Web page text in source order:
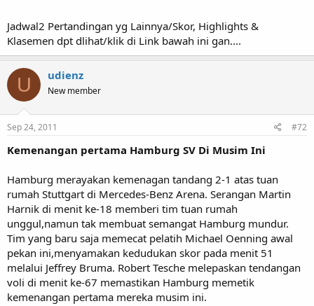
Jadwal2 Pertandingan yg Lainnya/Skor, Highlights &
Klasemen dpt dlihat/klik di Link bawah ini gan....
U udienz
New member
Sep 24, 2011 #72
Kemenangan pertama Hamburg SV Di Musim Ini
Hamburg merayakan kemenagan tandang 2-1 atas tuan
rumah Stuttgart di Mercedes-Benz Arena. Serangan Martin
Harnik di menit ke-18 memberi tim tuan rumah
unggul,namun tak membuat semangat Hamburg mundur.
Tim yang baru saja memecat pelatih Michael Oenning awal
pekan ini,menyamakan kedudukan skor pada menit 51
melalui Jeffrey Bruma. Robert Tesche melepaskan tendangan
voli di menit ke-67 memastikan Hamburg memetik
kemenangan pertama mereka musim ini.